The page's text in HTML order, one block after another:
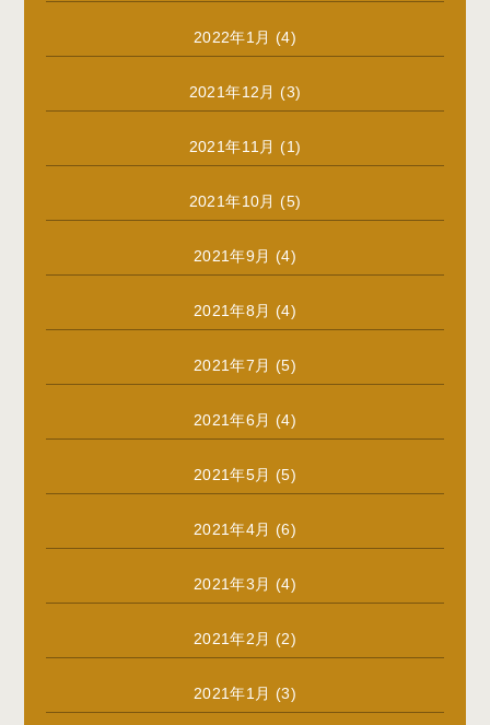
2022年1月 (4)
2021年12月 (3)
2021年11月 (1)
2021年10月 (5)
2021年9月 (4)
2021年8月 (4)
2021年7月 (5)
2021年6月 (4)
2021年5月 (5)
2021年4月 (6)
2021年3月 (4)
2021年2月 (2)
2021年1月 (3)